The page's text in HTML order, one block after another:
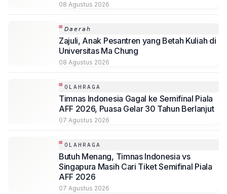
08 Agustus 2026
𝘋𝘢𝘦𝘳𝘢𝘩
Zajuli, Anak Pesantren yang Betah Kuliah di
Universitas Ma Chung
08 Agustus 2026
OLAHRAGA
Timnas Indonesia Gagal ke Semifinal Piala
AFF 2026, Puasa Gelar 30 Tahun Berlanjut
07 Agustus 2026
OLAHRAGA
Butuh Menang, Timnas Indonesia vs
Singapura Masih Cari Tiket Semifinal Piala
AFF 2026
07 Agustus 2026